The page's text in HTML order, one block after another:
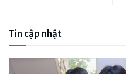
Tin cập nhật